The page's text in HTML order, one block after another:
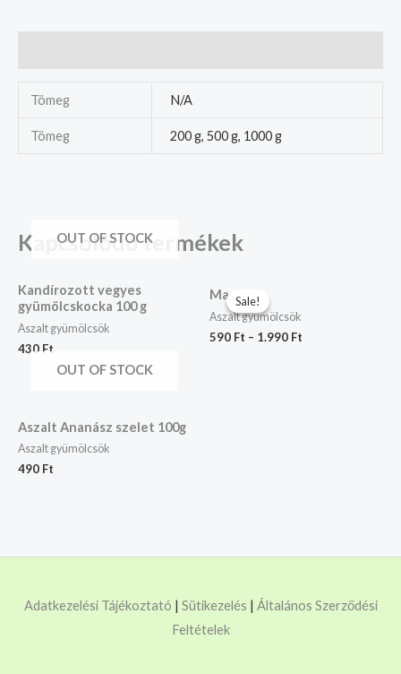
Tömeg N/A
Tömeg 200 g, 500 g, 1000 g
Kapcsolódó termékek
OUT OF STOCK
Kandírozott vegyes
gyümölcskocka 100 g
Aszalt gyümölcsök
430 Ft
Sale!
Sale!
Mazsola
Aszalt gyümölcsök
590 Ft – 1.990 Ft
OUT OF STOCK
Aszalt Ananász szelet 100g
Aszalt gyümölcsök
490 Ft
Adatkezelési Tájékoztató Sütikezelés
Általános Szerződési
Feltételek